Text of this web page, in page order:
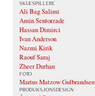
SKUESPILLERE
Ali Bag Salimi
Amin Sentorzade
Hassan Dimirci
Ivan Anderson
Nazmi Kirik
Raouf Saraj
Zheer Durhan
FOTO
Marius Matzow Gulbrandsen
PRODUKSJONSDESIGN